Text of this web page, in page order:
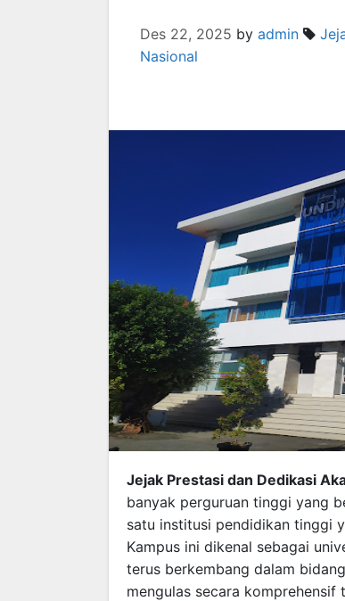
Des 22, 2025 by admin
Nasional
Jejak Prestasi dan Dedikasi
banyak perguruan tinggi yang
satu institusi pendidikan tinggi
Kampus ini dikenal sebagai
terus berkembang dalam
mengulas secara komprehensif